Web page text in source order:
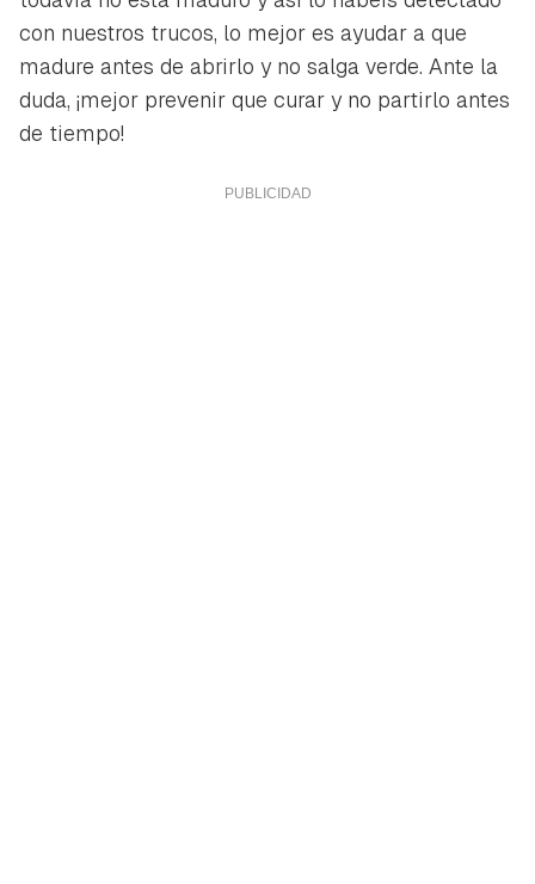
con nuestros trucos, lo mejor es ayudar a que
madure antes de abrirlo y no salga verde. Ante la
duda, ¡mejor prevenir que curar y no partirlo antes
de tiempo!